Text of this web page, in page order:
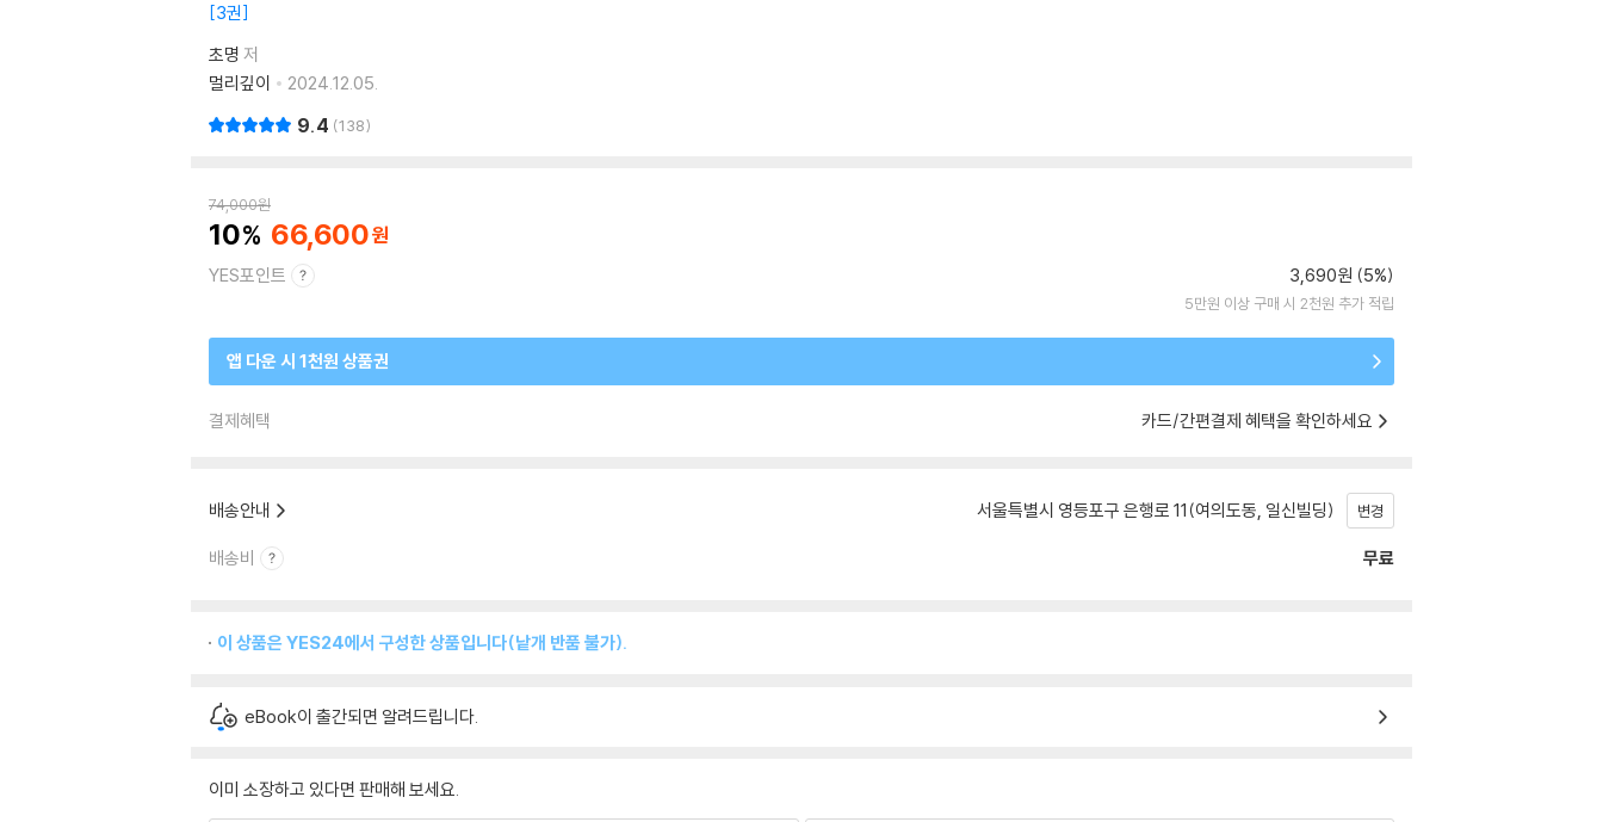
3권
초명 저
멀리깊이
2024.12.05.
9.4 138
74,000원
10 66,600
YES포인트 3,690원 (5%)
5만원 이상 구매 시 2천원 추가 적립
앱 다운 시 1천원 상품권
결제혜택 카드/간편결제 혜택을 확인하세요
배송안내 서울특별시 영등포구 은행로 11(여의도동, 일신빌딩) 변경
배송비 무료
이 상품은 YES24에서 구성한 상품입니다(낱개 반품 불가).
eBook이 출간되면 알려드립니다.
이미 소장하고 있다면 판매해 보세요.